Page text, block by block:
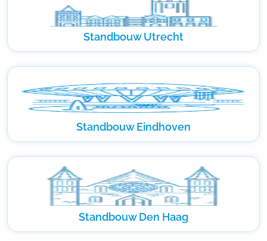
Standbouw Utrecht
Standbouw Eindhoven
Standbouw Den Haag